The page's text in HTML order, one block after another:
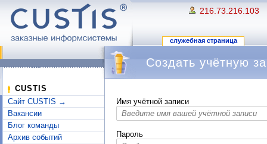
216.73.216.103
служебная страница
CUSTIS
Сайт CUSTIS →
Вакансии
Блог команды
Архив событий
Создать учётную
Имя учётной записи
Пароль